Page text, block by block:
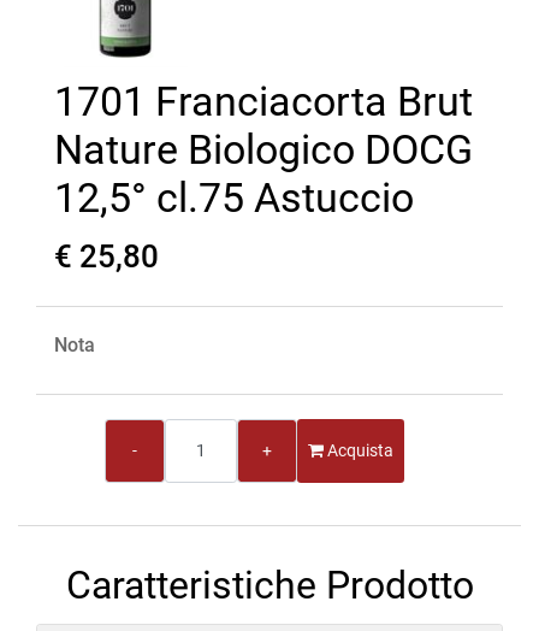
1701 Franciacorta Brut
Nature Biologico DOCG
12,5° cl.75 Astuccio
€ 25,80
Nota
Acquista
Caratteristiche Prodotto